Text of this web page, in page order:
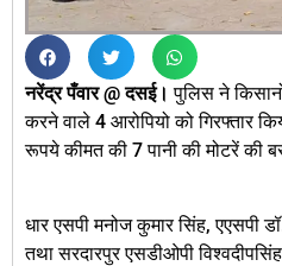
नरेंद्र पँवार @ दसई।पुलिस ने
करने वाले 4 आरोपियो को गिरफ्तार
रूपये कीमत की 7 पानी की मोटरें की
धार एसपी मनोज कुमार सिंह, एएसपी
तथा सरदारपुर एसडीओपी